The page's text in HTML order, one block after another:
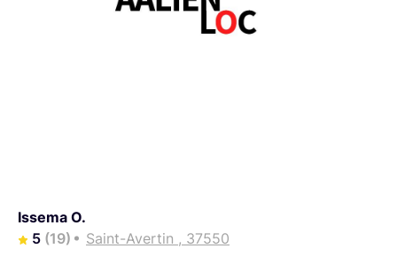
Issema O.
5 (19) Saint-Avertin , 37550